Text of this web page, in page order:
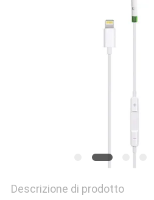
Descrizione di prodotto